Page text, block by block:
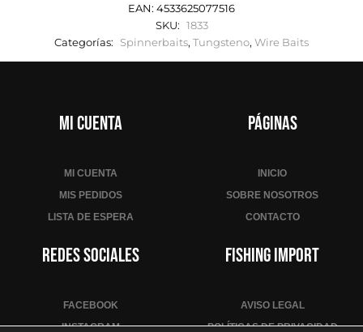
EAN: 4533625077516
SKU: 1833
Categorías:
Spinnerbaits, Tungsteno, Wire Baits
Mi cuenta
MI CUENTA
MIS PEDIDOS
LISTA DE ESPERA
Páginas
INICIO
SOBRE NOSOTROS
CONTACTO
Redes sociales
FACEBOOK
INSTAGRAM
Fishing Import
AVISO LEGAL
POLÍTICAS DE PRIVACIDAD